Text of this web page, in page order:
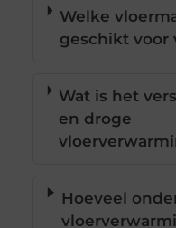
Welke
geschikt voor
Wat is het
en droge
Hoeveel